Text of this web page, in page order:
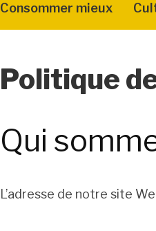
Consommer mieux
Politique
Qui
L’adresse de notre site